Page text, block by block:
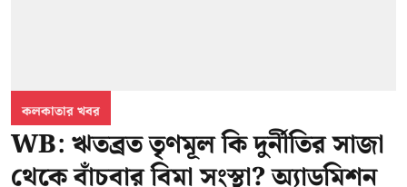
কলকাতার খবর
WB: ঋতব্রত তৃণমূল কি দুর্নীতির সাজা
থেকে বাঁচবার বিমা সংস্থা? অ্যাডমিশন